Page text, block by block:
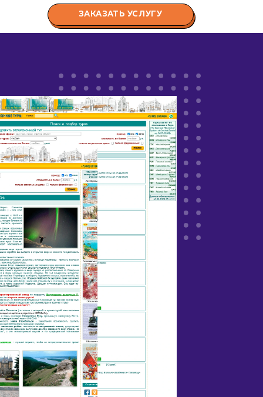
ЗАКАЗАТЬ УСЛУГУ